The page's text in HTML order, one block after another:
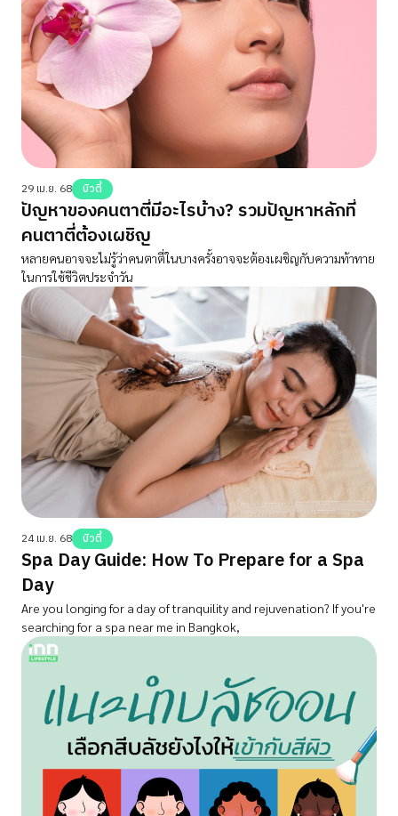
29 เม.ย. 68 บิวตี้
ปัญหาของคนตาตี่มีอะไรบ้าง? รวมปัญหาหลักที่
คนตาตี่ต้องเผชิญ
หลายคนอาจจะไม่รู้ว่าคนตาตี่ในบางครั้งอาจจะต้องเผชิญกับความท้าทาย
ในการใช้ชีวิตประจำวัน
24 เม.ย. 68 บิวตี้
Spa Day Guide: How To Prepare for a Spa
Day
Are you longing for a day of tranquility and rejuvenation? If you're
searching for a spa near me in Bangkok,